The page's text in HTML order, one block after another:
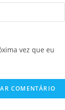
vez que eu